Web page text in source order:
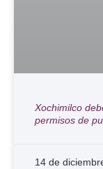
Xochimilco
permisos de
14 de